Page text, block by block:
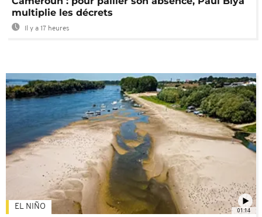
multiplie les décrets
Il y a 17 heures
01:14
EL NIÑO